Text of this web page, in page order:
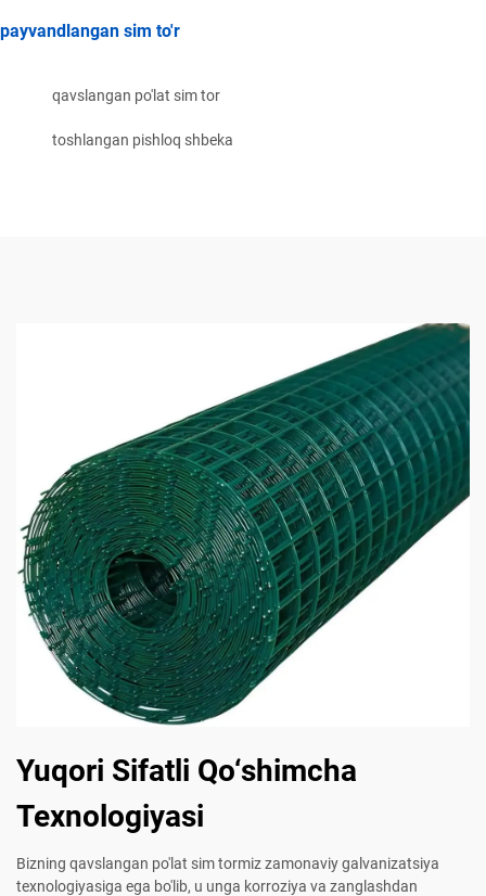
payvandlangan sim to'r
qavslangan po'lat sim tor
toshlangan pishloq shbeka
Yuqori Sifatli Qo‘shimcha
Texnologiyasi
Bizning qavslangan po'lat sim tormiz zamonaviy galvanizatsiya
texnologiyasiga ega bo'lib, u unga korroziya va zanglashdan